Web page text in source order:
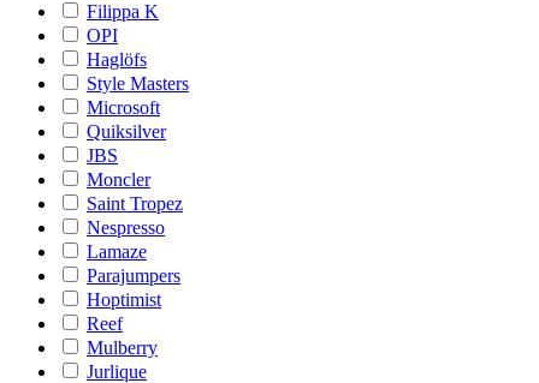
Filippa K
OPI
Haglöfs
Style Masters
Microsoft
Quiksilver
JBS
Moncler
Saint Tropez
Nespresso
Lamaze
Parajumpers
Hoptimist
Reef
Mulberry
Jurlique